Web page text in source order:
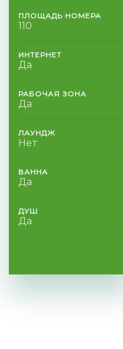
ПЛОЩАДЬ НОМЕРА
110
ИНТЕРНЕТ
Да
РАБОЧАЯ ЗОНА
Да
ЛАУНДЖ
Нет
ВАННА
Да
ДУШ
Да